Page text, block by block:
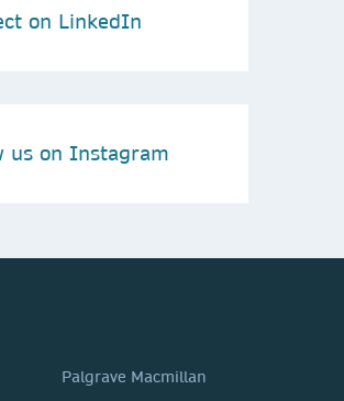
on LinkedIn
us on Instagram
Palgrave Macmillan